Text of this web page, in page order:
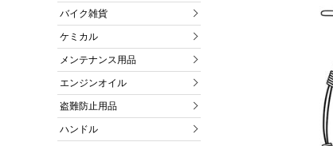
バイク雑貨
ケミカル
メンテナンス用品
エンジンオイル
盗難防止用品
ハンドル